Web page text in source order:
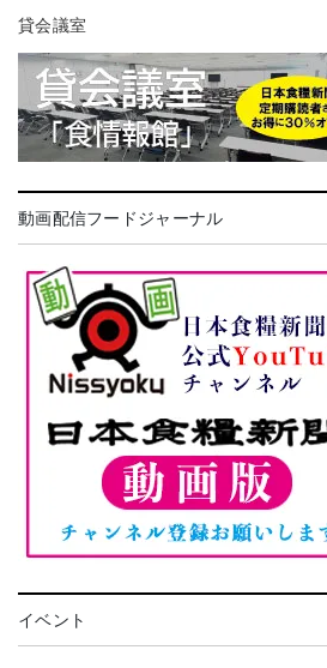
貸会議室
動画配信フードジャーナル
イベント